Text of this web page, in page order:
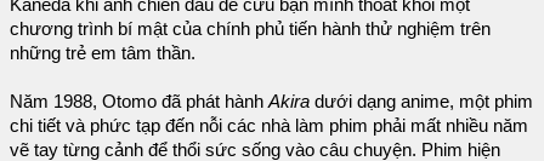
Kaneda khi anh chiến đấu để cứu bạn mình thoát khỏi một
chương trình bí mật của chính phủ tiến hành thử nghiệm trên
những trẻ em tâm thần.
Năm 1988, Otomo đã phát hành Akira dưới dạng anime, một phim
chi tiết và phức tạp đến nỗi các nhà làm phim phải mất nhiều năm
vẽ tay từng cảnh để thổi sức sống vào câu chuyện. Phim hiện